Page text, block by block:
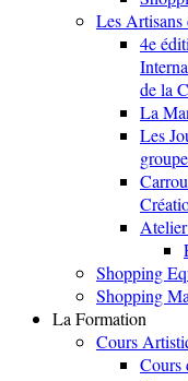
Les
4e
de la
La
Les
Shopping
Shopping
La Formation
Cours
Cours